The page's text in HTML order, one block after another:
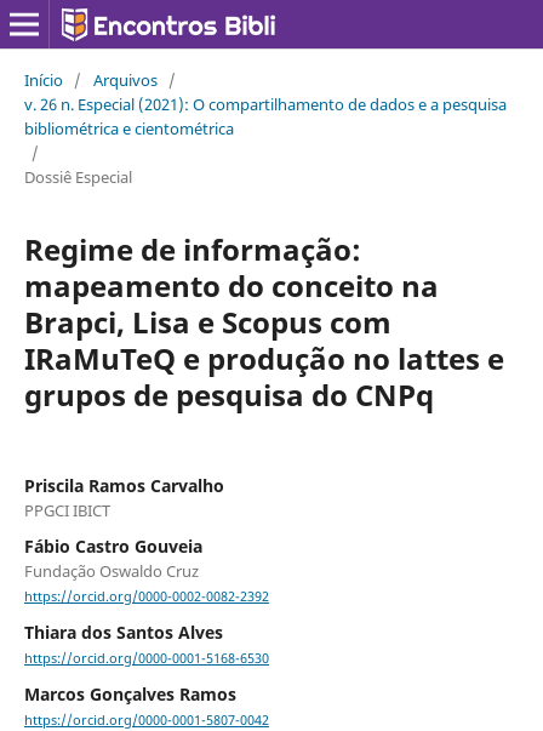
Início / Arquivos /
v. 26 n. Especial (2021): O compartilhamento de dados e a pesquisa
bibliométrica e cientométrica
/
Dossiê Especial
Regime de informação:
mapeamento do conceito na
Brapci, Lisa e Scopus com
IRaMuTeQ e produção no lattes e
grupos de pesquisa do CNPq
Priscila Ramos Carvalho
PPGCI IBICT
Fábio Castro Gouveia
Fundação Oswaldo Cruz
https://orcid.org/0000-0002-0082-2392
Thiara dos Santos Alves
https://orcid.org/0000-0001-5168-6530
Marcos Gonçalves Ramos
https://orcid.org/0000-0001-5807-0042